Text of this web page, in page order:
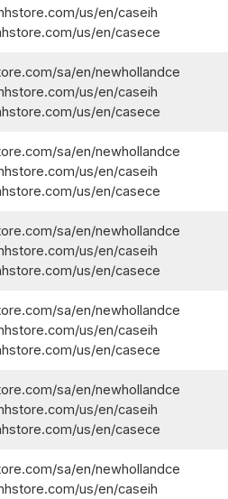
us/en/caseih/
us/en/casece/
sa/en/newhollandce/
us/en/caseih/
us/en/casece/
sa/en/newhollandce/
us/en/caseih/
us/en/casece/
sa/en/newhollandce/
us/en/caseih/
us/en/casece/
sa/en/newhollandce/
us/en/caseih/
us/en/casece/
sa/en/newhollandce/
us/en/caseih/
us/en/casece/
sa/en/newhollandce/
us/en/caseih/